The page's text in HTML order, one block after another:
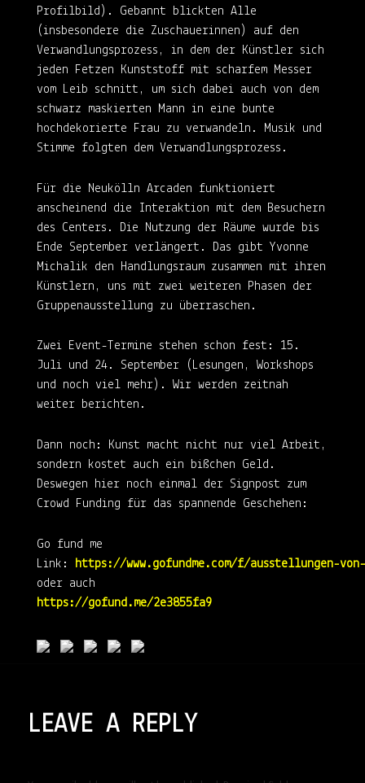
Profilbild). Gebannt blickten Alle
(insbesondere die Zuschauerinnen) auf den
Verwandlungsprozess, in dem der Künstler sich
jeden Fetzen Kunststoff mit scharfem Messer
vom Leib schnitt, um sich dabei auch von dem
schwarz maskierten Mann in eine bunte
hochdekorierte Frau zu verwandeln. Musik und
Stimme folgten dem Verwandlungsprozess.
Für die Neukölln Arcaden funktioniert
anscheinend die Interaktion mit dem Besuchern
des Centers. Die Nutzung der Räume wurde bis
Ende September verlängert. Das gibt Yvonne
Michalik den Handlungsraum zusammen mit ihren
Künstlern, uns mit zwei weiteren Phasen der
Gruppenausstellung zu überraschen.
Zwei Event-Termine stehen schon fest: 15.
Juli und 24. September (Lesungen, Workshops
und noch viel mehr). Wir werden zeitnah
weiter berichten.
Dann noch: Kunst macht nicht nur viel Arbeit,
sondern kostet auch ein bißchen Geld.
Deswegen hier noch einmal der Signpost zum
Crowd Funding für das spannende Geschehen:
Go fund me
Link:
https://www.gofundme.com/f/ausstellungen-
oder auch
https://gofund.me/2e3855fa9
LEAVE A REPLY